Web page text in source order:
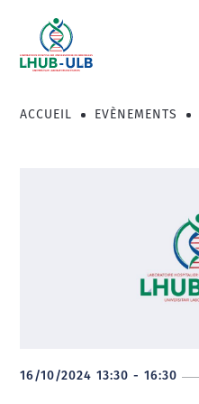
contenu
principal
Fil
ACCUEIL EVÈNEMENTS
16/10/2024 13:30 - 16:30